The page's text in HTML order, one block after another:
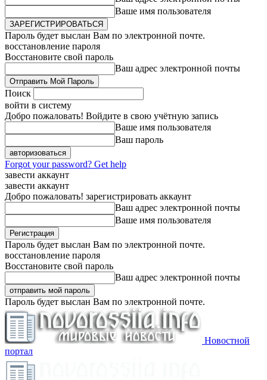
Ваше имя пользователя
Пароль будет выслан Вам по электронной почте.
восстановление пароля
Восстановите свой пароль
Ваш адрес электронной почты
Поиск
войти в систему
Добро пожаловать! Войдите в свою учётную запись
Ваше имя пользователя
Ваш пароль
Forgot your password? Get help
завести аккаунт
завести аккаунт
Добро пожаловать! зарегистрировать аккаунт
Ваш адрес электронной почты
Ваше имя пользователя
Пароль будет выслан Вам по электронной почте.
восстановление пароля
Восстановите свой пароль
Ваш адрес электронной почты
Пароль будет выслан Вам по электронной почте.
Новостной
портал